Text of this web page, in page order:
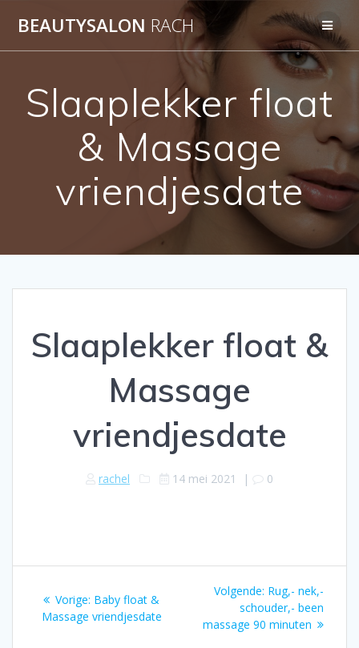
Ga
naar
inhoud
BEAUTYSALON RACH
Slaaplekker float
& Massage
vriendjesdate
Slaaplekker float &
Massage
vriendjesdate
rachel 14 mei 2021 | 0
navigatie
Vorige: Vorig
bericht:
Baby float &
Massage vriendjesdate
Volgende: Volgend
bericht:
Rug,- nek,-
schouder,- been
massage 90 minuten